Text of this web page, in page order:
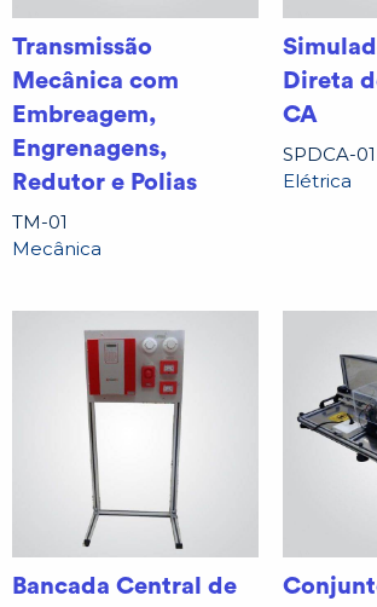
Transmissão
Mecânica com
Embreagem,
Engrenagens,
Redutor e Polias
TM-01
Mecânica
Direta
CA
SPDCA-01
Elétrica
Bancada Central de